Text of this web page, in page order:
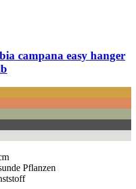
campana easy hanger
Pflanzen